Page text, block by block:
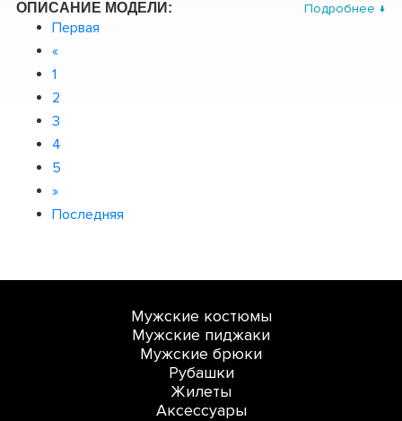
ОПИСАНИЕ МОДЕЛИ: Подробнее ↓
Первая
«
1
2
3
4
5
»
Последняя
Мужские костюмы
Мужские пиджаки
Мужские брюки
Рубашки
Жилеты
Аксессуары